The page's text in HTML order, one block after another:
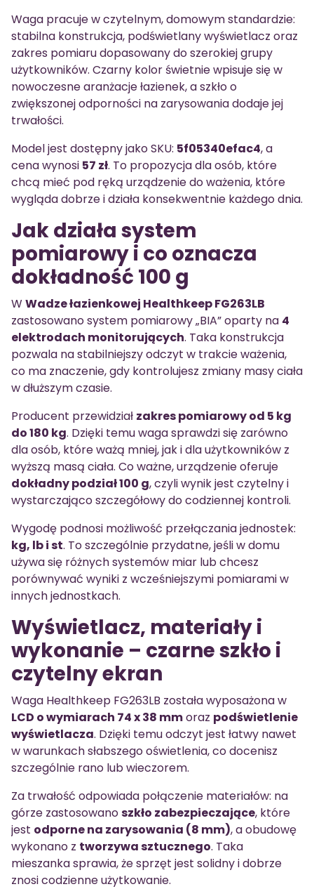
Waga pracuje w czytelnym, domowym standardzie:
stabilna konstrukcja, podświetlany wyświetlacz oraz
zakres pomiaru dopasowany do szerokiej grupy
użytkowników. Czarny kolor świetnie wpisuje się w
nowoczesne aranżacje łazienek, a szkło o
zwiększonej odporności na zarysowania dodaje jej
trwałości.
Model jest dostępny jako SKU: 5f05340efac4, a
cena wynosi 57 zł. To propozycja dla osób, które
chcą mieć pod ręką urządzenie do ważenia, które
wygląda dobrze i działa konsekwentnie każdego dnia.
Jak działa system
pomiarowy i co oznacza
dokładność 100 g
W Wadze łazienkowej Healthkeep FG263LB
zastosowano system pomiarowy „BIA” oparty na 4
elektrodach monitorujących. Taka konstrukcja
pozwala na stabilniejszy odczyt w trakcie ważenia,
co ma znaczenie, gdy kontrolujesz zmiany masy ciała
w dłuższym czasie.
Producent przewidział zakres pomiarowy od 5 kg
do 180 kg. Dzięki temu waga sprawdzi się zarówno
dla osób, które ważą mniej, jak i dla użytkowników z
wyższą masą ciała. Co ważne, urządzenie oferuje
dokładny podział 100 g, czyli wynik jest czytelny i
wystarczająco szczegółowy do codziennej kontroli.
Wygodę podnosi możliwość przełączania jednostek:
kg, lb i st. To szczególnie przydatne, jeśli w domu
używa się różnych systemów miar lub chcesz
porównywać wyniki z wcześniejszymi pomiarami w
innych jednostkach.
Wyświetlacz, materiały i
wykonanie – czarne szkło i
czytelny ekran
Waga Healthkeep FG263LB została wyposażona w
LCD o wymiarach 74 x 38 mmoraz podświetlenie
wyświetlacza. Dzięki temu odczyt jest łatwy nawet
w warunkach słabszego oświetlenia, co docenisz
szczególnie rano lub wieczorem.
Za trwałość odpowiada połączenie materiałów: na
górze zastosowanoszkło zabezpieczające, które
jest odporne na zarysowania (8 mm), a obudowę
wykonano z tworzywa sztucznego. Taka
mieszanka sprawia, że sprzęt jest solidny i dobrze
znosi codzienne użytkowanie.